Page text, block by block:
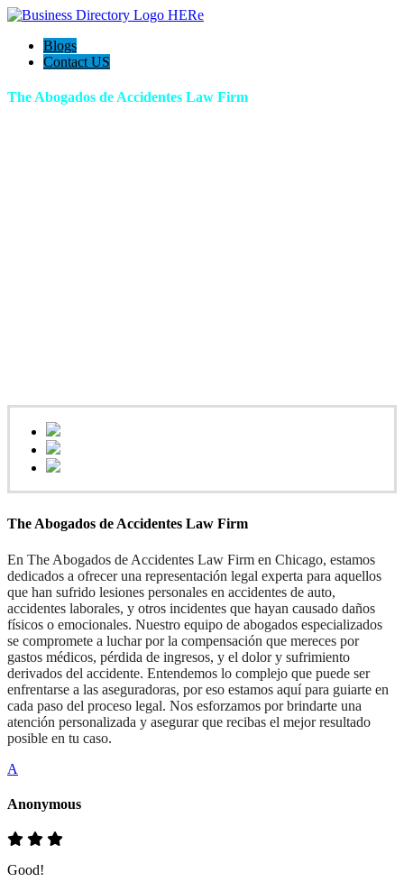
Blogs
Contact US
The Abogados de Accidentes Law Firm
The Abogados de Accidentes Law Firm
En The Abogados de Accidentes Law Firm en Chicago, estamos
dedicados a ofrecer una representación legal experta para aquellos
que han sufrido lesiones personales en accidentes de auto,
accidentes laborales, y otros incidentes que hayan causado daños
físicos o emocionales. Nuestro equipo de abogados especializados
se compromete a luchar por la compensación que mereces por
gastos médicos, pérdida de ingresos, y el dolor y sufrimiento
derivados del accidente. Entendemos lo complejo que puede ser
enfrentarse a las aseguradoras, por eso estamos aquí para guiarte en
cada paso del proceso legal. Nos esforzamos por brindarte una
atención personalizada y asegurar que recibas el mejor resultado
posible en tu caso.
A
Anonymous
Good!